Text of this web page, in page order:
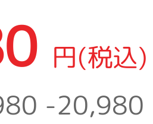
円(税込)
-20,980